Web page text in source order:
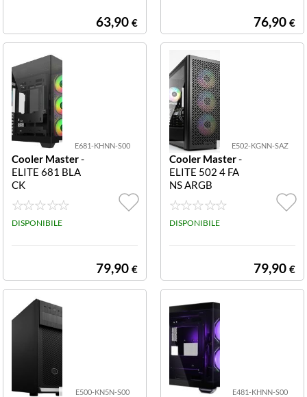
63,90 € 76,90 €
E681-KHNN-S00
Cooler Master-
ELITE 681 BLA
CK
DISPONIBILE
79,90 €
E502-KGNN-SAZ
Cooler Master-
ELITE 502 4 FA
NS ARGB
DISPONIBILE
79,90 €
E500-KN5N-S00 E481-KHNN-S00